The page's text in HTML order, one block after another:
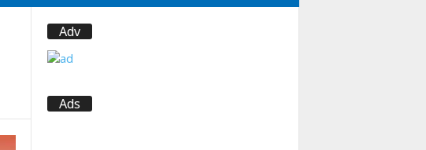
Adv
Ads